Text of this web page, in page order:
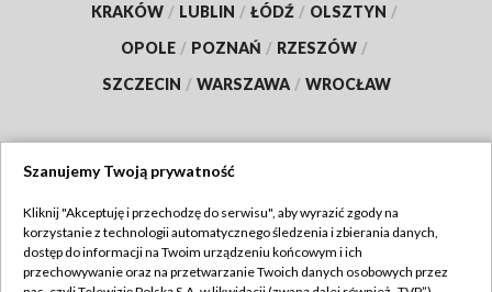
KRAKÓW / LUBLIN / ŁÓDŹ / OLSZTYN /
OPOLE / POZNAŃ / RZESZÓW /
SZCZECIN / WARSZAWA / WROCŁAW
TVP
Abonament TVP
Regulamin TVP
Szanujemy Twoją prywatność
Kliknij "Akceptuję i przechodzę do serwisu", aby wyrazić zgody na
korzystanie z technologii automatycznego śledzenia i zbierania danych,
dostęp do informacji na Twoim urządzeniu końcowym i ich
przechowywanie oraz na przetwarzanie Twoich danych osobowych przez